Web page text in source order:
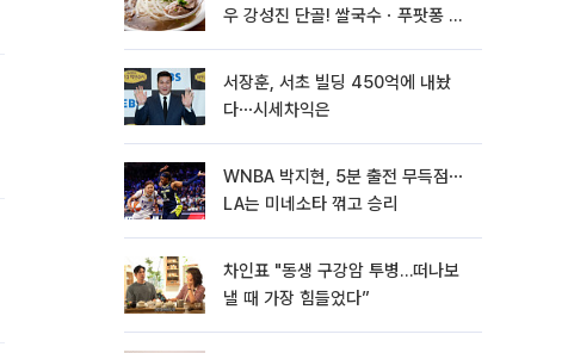
우 강성진 단골! 쌀국수ㆍ푸팟퐁 커
서장훈, 서초 빌딩 450억에 내놨
다⋯시세차익은
WNBA 박지현, 5분 출전 무득점⋯
LA는 미네소타 꺾고 승리
차인표 "동생 구강암 투병…떠나보
낼 때 가장 힘들었다”